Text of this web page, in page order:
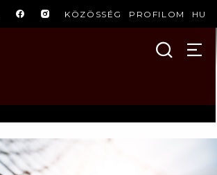
KÖZÖSSÉG PROFILOM HU